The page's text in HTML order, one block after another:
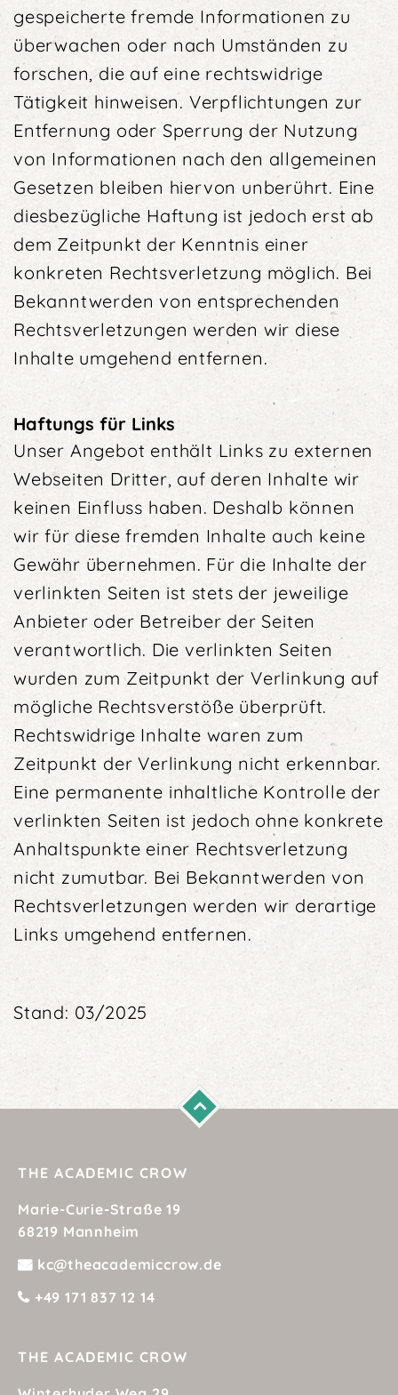
gespeicherte fremde Informationen zu
überwachen oder nach Umständen zu
forschen, die auf eine rechtswidrige
Tätigkeit hinweisen. Verpflichtungen zur
Entfernung oder Sperrung der Nutzung
von Informationen nach den allgemeinen
Gesetzen bleiben hiervon unberührt. Eine
diesbezügliche Haftung ist jedoch erst ab
dem Zeitpunkt der Kenntnis einer
konkreten Rechtsverletzung möglich. Bei
Bekanntwerden von entsprechenden
Rechtsverletzungen werden wir diese
Inhalte umgehend entfernen.
Haftungs für Links
Unser Angebot enthält Links zu externen
Webseiten Dritter, auf deren Inhalte wir
keinen Einfluss haben. Deshalb können
wir für diese fremden Inhalte auch keine
Gewähr übernehmen. Für die Inhalte der
verlinkten Seiten ist stets der jeweilige
Anbieter oder Betreiber der Seiten
verantwortlich. Die verlinkten Seiten
wurden zum Zeitpunkt der Verlinkung auf
mögliche Rechtsverstöße überprüft.
Rechtswidrige Inhalte waren zum
Zeitpunkt der Verlinkung nicht erkennbar.
Eine permanente inhaltliche Kontrolle der
verlinkten Seiten ist jedoch ohne konkrete
Anhaltspunkte einer Rechtsverletzung
nicht zumutbar. Bei Bekanntwerden von
Rechtsverletzungen werden wir derartige
Links umgehend entfernen.
Stand: 03/2025
THE ACADEMIC CROW
Marie-Curie-Straße 19
68219 Mannheim
kc@theacademiccrow.de
+49 171 837 12 14
THE ACADEMIC CROW